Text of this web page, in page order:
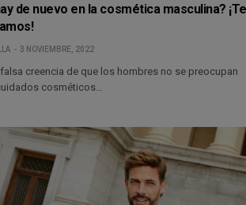
de nuevo en la cosmética masculina? ¡Te
3 NOVIEMBRE, 2022
falsa creencia de que los hombres no se preocupan
cosméticos…